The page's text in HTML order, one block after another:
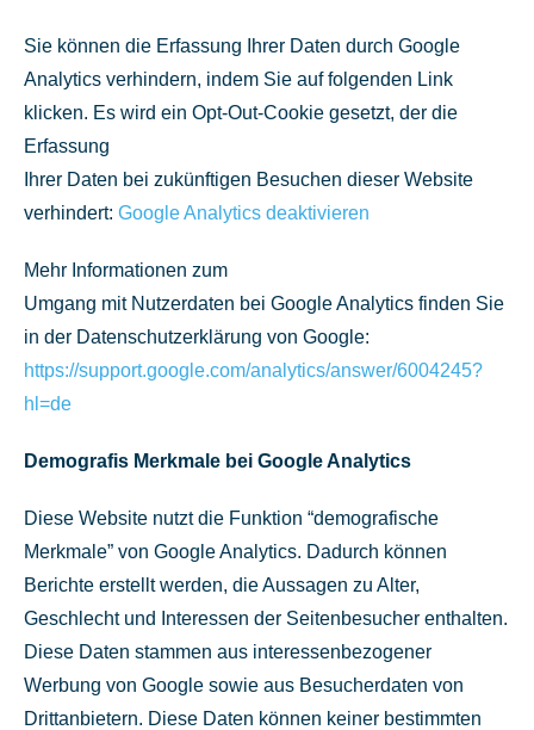
Sie können die Erfassung Ihrer Daten durch Google
Analytics verhindern, indem Sie auf folgenden Link
klicken. Es wird ein Opt-Out-Cookie gesetzt, der die
Erfassung
Ihrer Daten bei zukünftigen Besuchen dieser Website
verhindert: Google Analytics deaktivieren
Mehr Informationen zum
Umgang mit Nutzerdaten bei Google Analytics finden Sie
in der Datenschutzerklärung von Google:
https://support.google.com/analytics/answer/6004245?
hl=de
Demografis Merkmale bei Google Analytics
Diese Website nutzt die Funktion “demografische
Merkmale” von Google Analytics. Dadurch können
Berichte erstellt werden, die Aussagen zu Alter,
Geschlecht und Interessen der Seitenbesucher enthalten.
Diese Daten stammen aus interessenbezogener
Werbung von Google sowie aus Besucherdaten von
Drittanbietern. Diese Daten können keiner bestimmten